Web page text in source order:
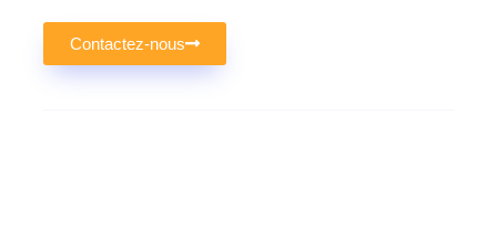
Contactez-nous